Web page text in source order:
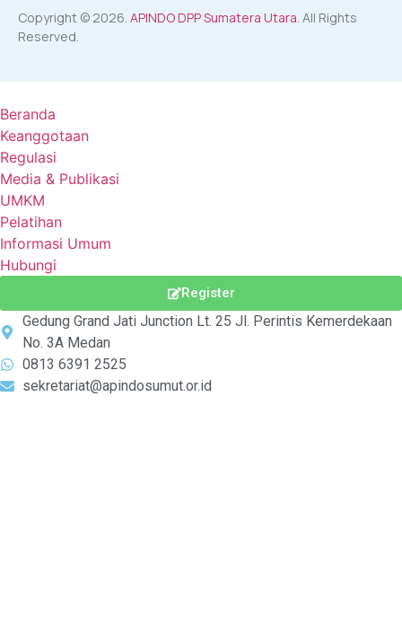
Copyright © 2026. APINDO DPP Sumatera Utara. All Rights
Reserved.
Beranda
Keanggotaan
Regulasi
Media & Publikasi
UMKM
Pelatihan
Informasi Umum
Hubungi
Register
Gedung Grand Jati Junction Lt. 25 Jl. Perintis Kemerdekaan
No. 3A Medan
0813 6391 2525
sekretariat@apindosumut.or.id